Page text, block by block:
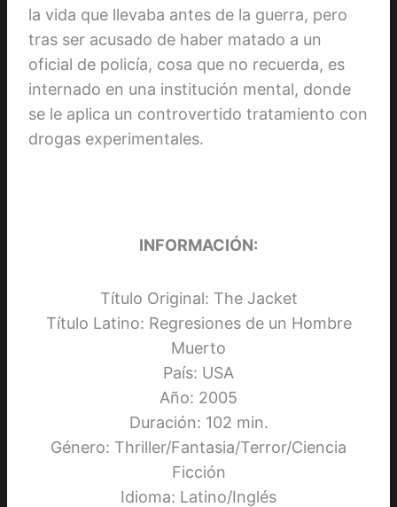
la vida que llevaba antes de la guerra, pero
tras ser acusado de haber matado a un
oficial de policía, cosa que no recuerda, es
internado en una institución mental, donde
se le aplica un controvertido tratamiento con
drogas experimentales.
INFORMACIÓN:
Título Original: The Jacket
Título Latino: Regresiones de un Hombre
Muerto
País: USA
Año: 2005
Duración: 102 min.
Género: Thriller/Fantasia/Terror/Ciencia
Ficción
Idioma: Latino/Inglés